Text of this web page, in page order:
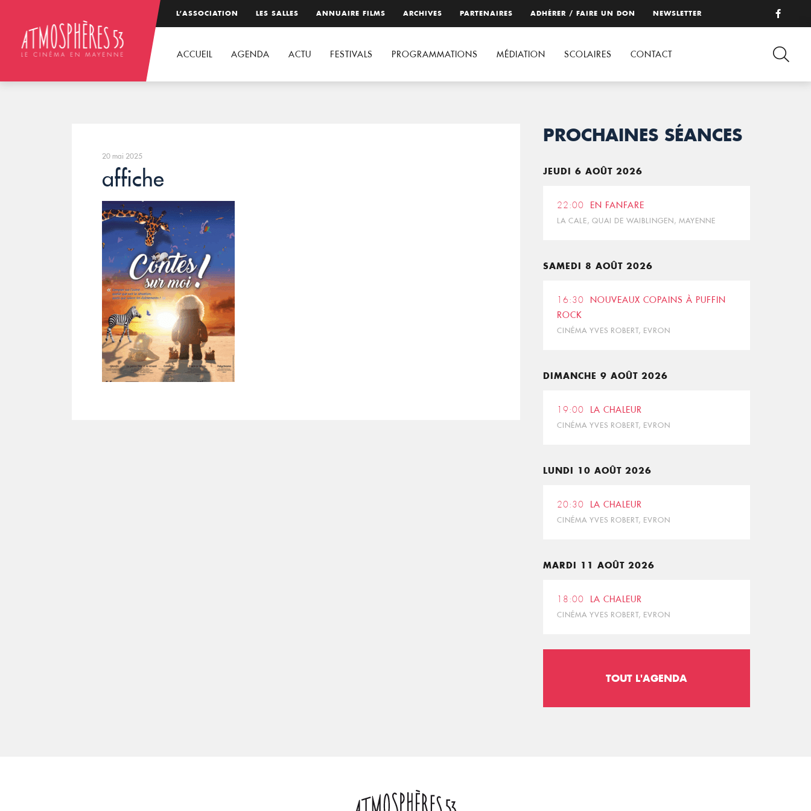
L’ASSOCIATION LES SALLES ANNUAIRE FILMS ARCHIVES PARTENAIRES ADHÉRER / FAIRE UN DON NEWSLETTER
ACCUEIL AGENDA ACTU FESTIVALS PROGRAMMATIONS MÉDIATION SCOLAIRES CONTACT
20 mai 2025
affiche
PROCHAINES SÉANCES
JEUDI 6 AOÛT 2026
22:00 EN FANFARE
LA CALE, QUAI DE WAIBLINGEN, MAYENNE
SAMEDI 8 AOÛT 2026
16:30
NOUVEAUX COPAINS À PUFFIN
ROCK
CINÉMA YVES ROBERT, EVRON
DIMANCHE 9 AOÛT 2026
19:00 LA CHALEUR
CINÉMA YVES ROBERT, EVRON
LUNDI 10 AOÛT 2026
20:30 LA CHALEUR
CINÉMA YVES ROBERT, EVRON
MARDI 11 AOÛT 2026
18:00 LA CHALEUR
CINÉMA YVES ROBERT, EVRON
TOUT L'AGENDA